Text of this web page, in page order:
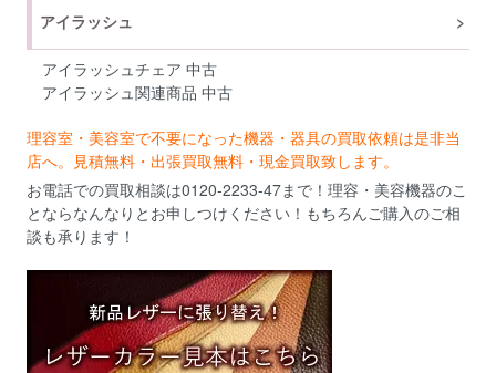
アイラッシュ
アイラッシュチェア 中古
アイラッシュ関連商品 中古
理容室・美容室で不要になった機器・器具の買取依頼は是非当
店へ。見積無料・出張買取無料・現金買取致します。
お電話での買取相談は0120-2233-47まで！理容・美容機器のこ
とならなんなりとお申しつけください！もちろんご購入のご相
談も承ります！